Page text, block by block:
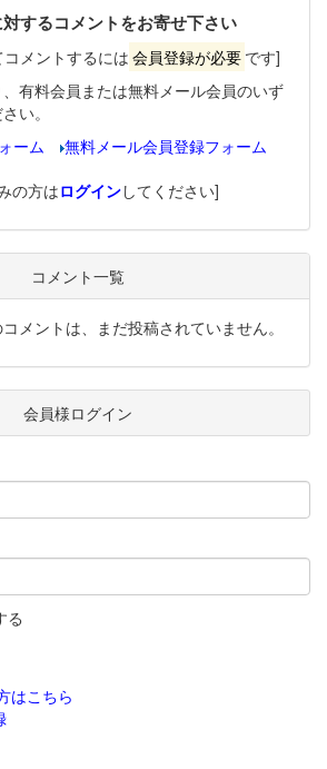
するコメントをお寄せ下さい
メントするには 会員登録が必要 です]
有料会員または無料メール会員のいず
い。
ーム
無料メール会員登録フォーム
の方はログインしてください]
コメント一覧
メントは、まだ投稿されていません。
会員様ログイン
る
はこちら